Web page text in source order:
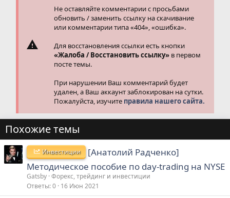
Не оставляйте комментарии с просьбами
обновить / заменить ссылку на скачивание
или комментарии типа «404», «ошибка».
Для восстановления ссылки есть кнопки
«Жалоба / Восстановить ссылку» в первом
посте темы.
При нарушении Ваш комментарий будет
удален, а Ваш аккаунт заблокирован на сутки.
Пожалуйста, изучите правила нашего сайта.
Похожие темы
Инвестиции
[Анатолий Радченко]
Методическое пособие по day-trading на NYSE
Gatsby Форекс, трейдинг и инвестиции
Ответы 0 16 Июн 2021